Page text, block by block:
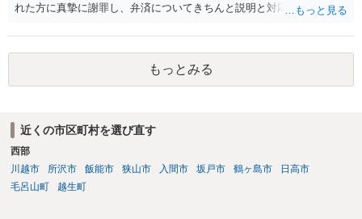
れた方に真摯に謝罪し、弁済についてきちんと説明と対応を行ってい
もっとみる
近くの市区町村を選び直す
西部
川越市
所沢市 飯能市 狭山市 入間市 坂戸市 鶴ヶ島市
日高市
毛呂山町
越生町